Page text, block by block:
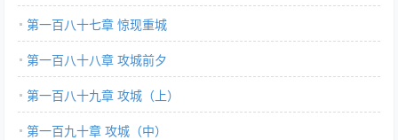
第一百八十七章 惊现重城
第一百八十八章 攻城前夕
第一百八十九章 攻城（上）
第一百九十章 攻城（中）